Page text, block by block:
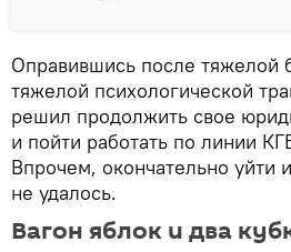
Оправившись после тяжелой
тяжелой психологической
решил продолжить свое
и пойти работать по линии
Впрочем, окончательно уйти
не удалось.
Вагон яблок и два